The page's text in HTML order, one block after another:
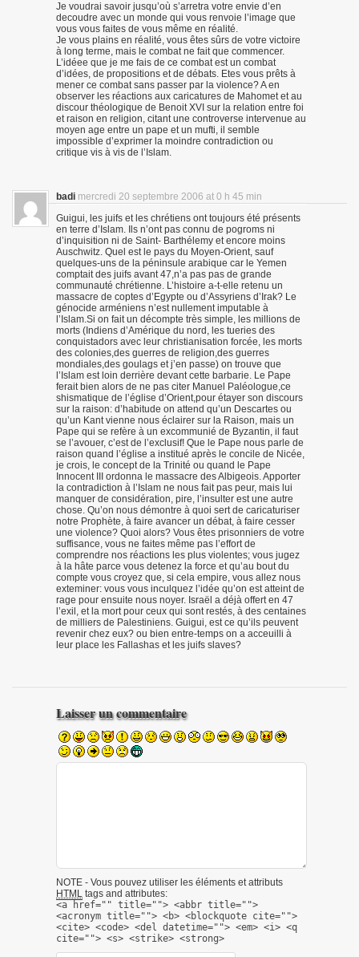
Je voudrai savoir jusqu’où s’arretra votre envie d’en
decoudre avec un monde qui vous renvoie l’image que
vous vous faites de vous même en réalité.
Je vous plains en réalité, vous êtes sûrs de votre victoire
à long terme, mais le combat ne fait que commencer.
L’idéee que je me fais de ce combat est un combat
d’idées, de propositions et de débats. Etes vous prêts à
mener ce combat sans passer par la violence? A en
observer les réactions aux caricatures de Mahomet et au
discour théologique de Benoit XVI sur la relation entre foi
et raison en religion, citant une controverse intervenue au
moyen age entre un pape et un mufti, il semble
impossible d’exprimer la moindre contradiction ou
critique vis à vis de l’Islam.
badi mercredi 20 septembre 2006 at 0 h 45 min
Guigui, les juifs et les chrétiens ont toujours été présents
en terre d’Islam. Ils n’ont pas connu de pogroms ni
d’inquisition ni de Saint- Barthélemy et encore moins
Auschwitz. Quel est le pays du Moyen-Orient, sauf
quelques-uns de la péninsule arabique car le Yemen
comptait des juifs avant 47,n’a pas pas de grande
communauté chrétienne. L’histoire a-t-elle retenu un
massacre de coptes d’Egypte ou d’Assyriens d’Irak? Le
génocide arméniens n’est nullement imputable à
l’Islam.Si on fait un décompte très simple, les millions de
morts (Indiens d’Amérique du nord, les tueries des
conquistadors avec leur christianisation forcée, les morts
des colonies,des guerres de religion,des guerres
mondiales,des goulags et j’en passe) on trouve que
l’Islam est loin derrière devant cette barbarie. Le Pape
ferait bien alors de ne pas citer Manuel Paléologue,ce
shismatique de l’église d’Orient,pour étayer son discours
sur la raison: d’habitude on attend qu’un Descartes ou
qu’un Kant vienne nous éclairer sur la Raison, mais un
Pape qui se refère à un excommunié de Byzantin, il faut
se l’avouer, c’est de l’exclusif! Que le Pape nous parle de
raison quand l’église a institué après le concile de Nicée,
je crois, le concept de la Trinité ou quand le Pape
Innocent III ordonna le massacre des Albigeois. Apporter
la contradiction à l’Islam ne nous fait pas peur, mais lui
manquer de considération, pire, l’insulter est une autre
chose. Qu’on nous démontre à quoi sert de caricaturiser
notre Prophète, à faire avancer un débat, à faire cesser
une violence? Quoi alors? Vous êtes prisonniers de votre
suffisance, vous ne faites même pas l’effort de
comprendre nos réactions les plus violentes; vous jugez
à la hâte parce vous detenez la force et qu’au bout du
compte vous croyez que, si cela empire, vous allez nous
exteminer: vous vous inculquez l’idée qu’on est atteint de
rage pour ensuite nous noyer. Israël a déjà offert en 47
l’exil, et la mort pour ceux qui sont restés, à des centaines
de milliers de Palestiniens. Guigui, est ce qu’ils peuvent
revenir chez eux? ou bien entre-temps on a acceuilli à
leur place les Fallashas et les juifs slaves?
Laisser un commentaire
NOTE - Vous pouvez utiliser les éléments et attributs
HTML tags and attributes:
<a href="" title=""> <abbr title="">
<acronym title=""> <b> <blockquote cite="">
<cite> <code> <del datetime=""> <em> <i> <q
cite=""> <s> <strike> <strong>